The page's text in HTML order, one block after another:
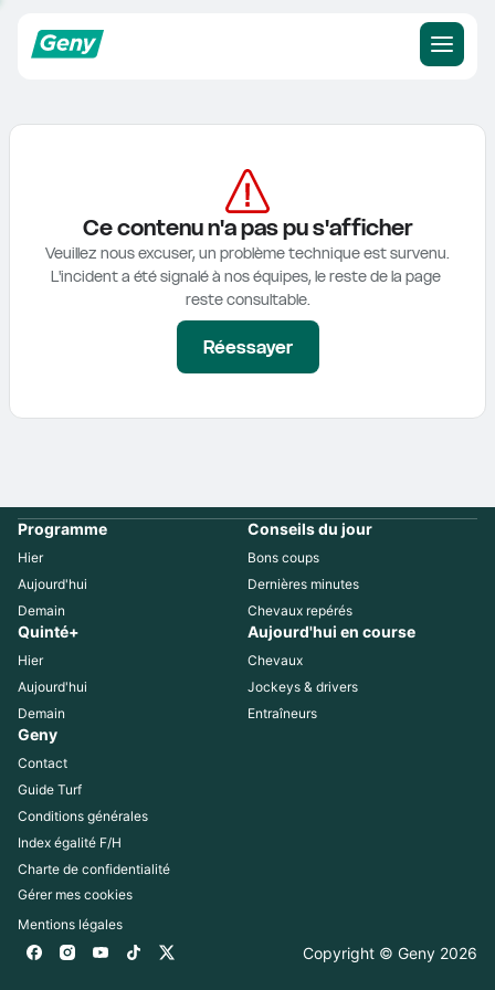
Ce contenu n'a pas pu s'afficher
Veuillez nous excuser, un problème technique est survenu.
L'incident a été signalé à nos équipes, le reste de la page
reste consultable.
Réessayer
Programme
Hier
Aujourd'hui
Demain
Conseils du jour
Bons coups
Dernières minutes
Chevaux repérés
Quinté+
Hier
Aujourd'hui
Demain
Aujourd'hui en course
Chevaux
Jockeys & drivers
Entraîneurs
Geny
Contact
Guide Turf
Conditions générales
Index égalité F/H
Charte de confidentialité
Gérer mes cookies
Mentions légales
Copyright © Geny 2026